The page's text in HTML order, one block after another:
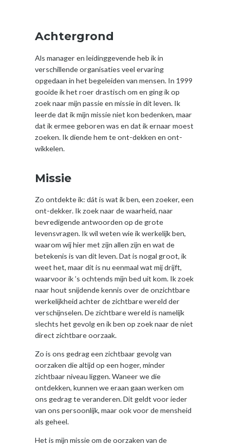
Achtergrond
Als manager en leidinggevende heb ik in
verschillende organisaties veel ervaring
opgedaan in het begeleiden van mensen. In 1999
gooide ik het roer drastisch om en ging ik op
zoek naar mijn passie en missie in dit leven. Ik
leerde dat ik mijn missie niet kon bedenken, maar
dat ik ermee geboren was en dat ik ernaar moest
zoeken. Ik diende hem te ont-dekken en ont-
wikkelen.
Missie
Zo ontdekte ik: dát is wat ik ben, een zoeker, een
ont-dekker. Ik zoek naar de waarheid, naar
bevredigende antwoorden op de grote
levensvragen. Ik wil weten wie ik werkelijk ben,
waarom wij hier met zijn allen zijn en wat de
betekenis is van dit leven. Dat is nogal groot, ik
weet het, maar dit is nu eenmaal wat mij drijft,
waarvoor ik ’s ochtends mijn bed uit kom. Ik zoek
naar hout snijdende kennis over de onzichtbare
werkelijkheid achter de zichtbare wereld der
verschijnselen. De zichtbare wereld is namelijk
slechts het gevolg en ik ben op zoek naar de niet
direct zichtbare oorzaak.
Zo is ons gedrag een zichtbaar gevolg van
oorzaken die altijd op een hoger, minder
zichtbaar niveau liggen. Waneer we die
ontdekken, kunnen we eraan gaan werken om
ons gedrag te veranderen. Dit geldt voor ieder
van ons persoonlijk, maar ook voor de mensheid
als geheel.
Het is mijn missie om de oorzaken van de